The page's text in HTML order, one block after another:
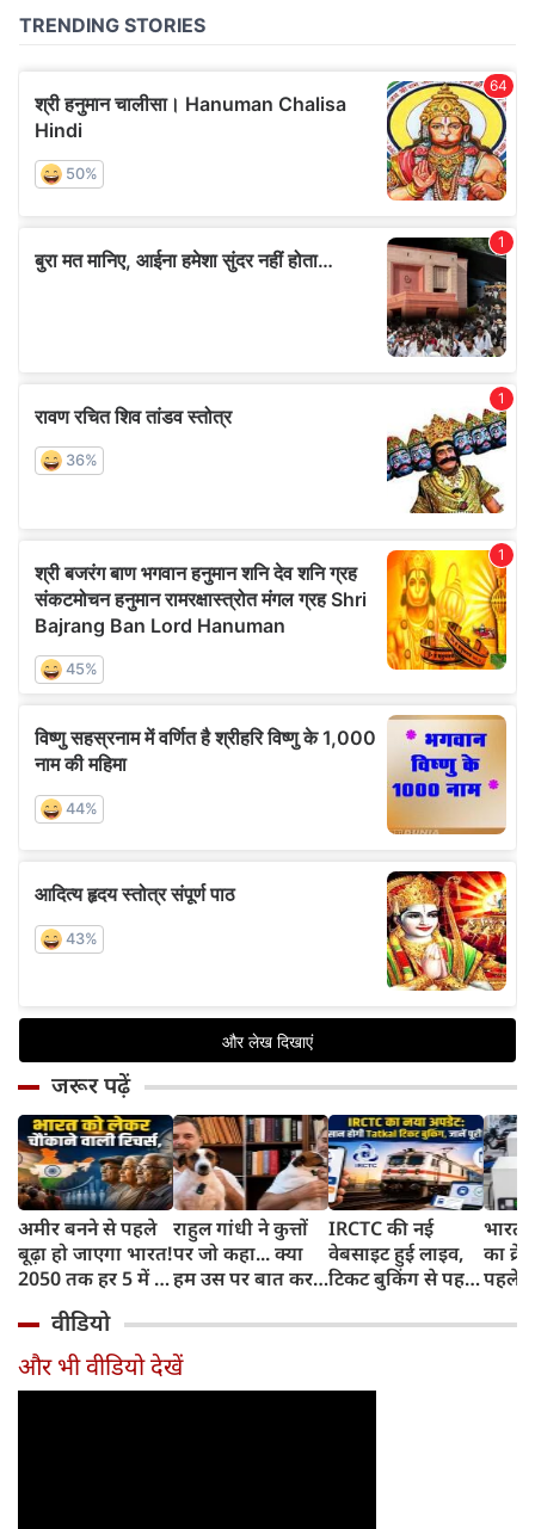
जरूर पढ़ें
अमीर बनने से पहले
बूढ़ा हो जाएगा भारत!
2050 तक हर 5 में 1
साल से ज्यादा उम्र का
राहुल गांधी ने कुत्तों
पर जो कहा... क्या
हम उस पर बात कर
IRCTC की नई
वेबसाइट हुई लाइव,
टिकट बुकिंग से पहले
काम, जानें पूरा
भारत
का
पहले
और
वीडियो
और भी वीडियो देखें